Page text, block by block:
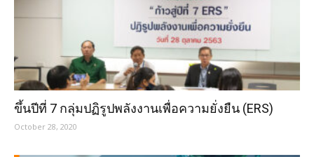
ขึ้นปีที่ 7 กลุ่มปฏิรูปพลังงานเพื่อความยั่งยืน (ERS)
October 28, 2020